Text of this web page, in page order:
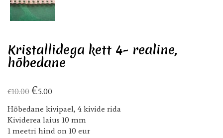
Kristallidega kett 4- realine,
hõbedane
€10.00 €5.00
Hõbedane kivipael, 4 kivide rida
Kividerea laius 10 mm
1 meetri hind on 10 eur